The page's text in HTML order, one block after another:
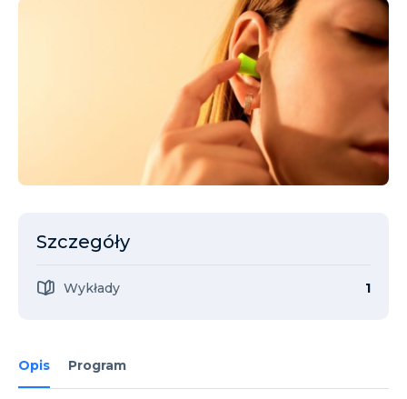
Opis Program
Szczegóły
Wykłady 1